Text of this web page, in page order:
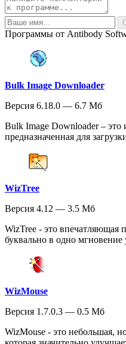
Программы от Antibody
Bulk Image Downloader
Версия 6.18.0 — 6.7 Мб
Bulk Image Downloader –
предназначенная для
WizTree
Версия 4.12 — 3.5 Мб
WizTree - это впечатляющая
буквально в одно мгновение
WizMouse
Версия 1.7.0.3 — 0.5 Мб
WizMouse - это небольшая,